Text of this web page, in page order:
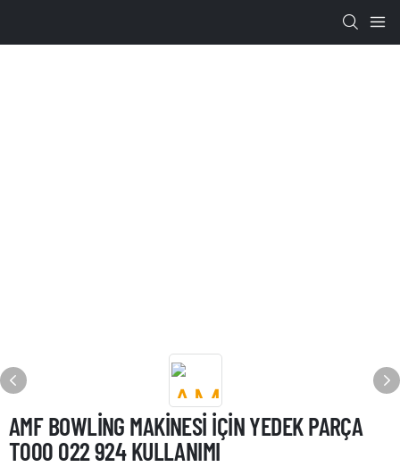
AMF BOWLING MAKINESI IÇIN YEDEK PARÇA
T000 022 924 KULLANIMI